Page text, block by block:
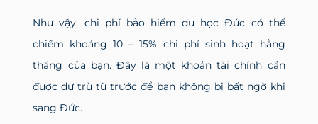
Như vậy, chi phí bảo hiểm du học Đức có thể
chiếm khoảng 10 – 15% chi phí sinh hoạt hằng
tháng của bạn. Đây là một khoản tài chính cần
được dự trù từ trước để bạn không bị bất ngờ khi
sang Đức.